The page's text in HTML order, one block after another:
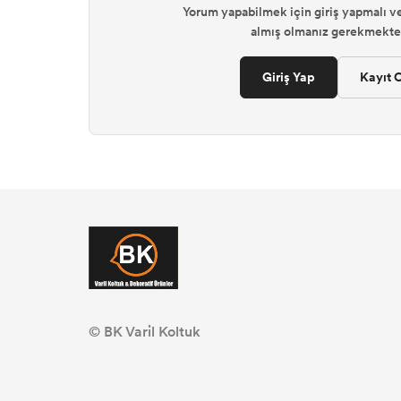
Yorum yapabilmek için giriş yapmalı
almış olmanız
Giriş Yap Kayıt
© BK Varil Koltuk